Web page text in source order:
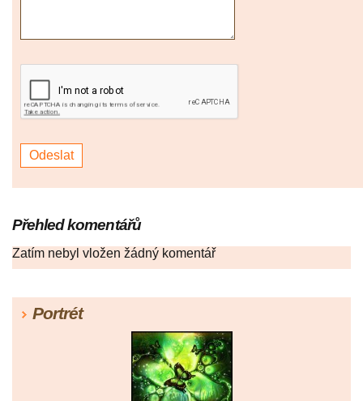
Přehled komentářů
Zatím nebyl vložen žádný komentář
Portrét